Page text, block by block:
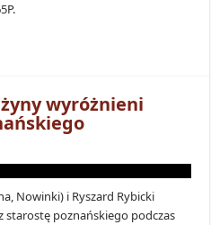
wyróżnieni
Nowinki) i Ryszard Rybicki
starostę poznańskiego podczas